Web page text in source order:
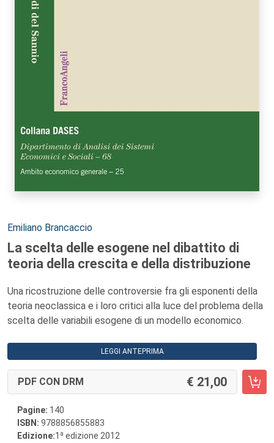
Autori:
Emiliano Brancaccio
La scelta delle esogene nel dibattito di
teoria della crescita e della distribuzione
Una ricostruzione delle controversie fra gli esponenti della
teoria neoclassica e i loro critici alla luce del problema della
scelta delle variabili esogene di un modello economico.
LEGGI ANTEPRIMA
PDF CON DRM 21,00
Pagine: 140
ISBN: 9788856855883
Edizione:1 a edizione 2012